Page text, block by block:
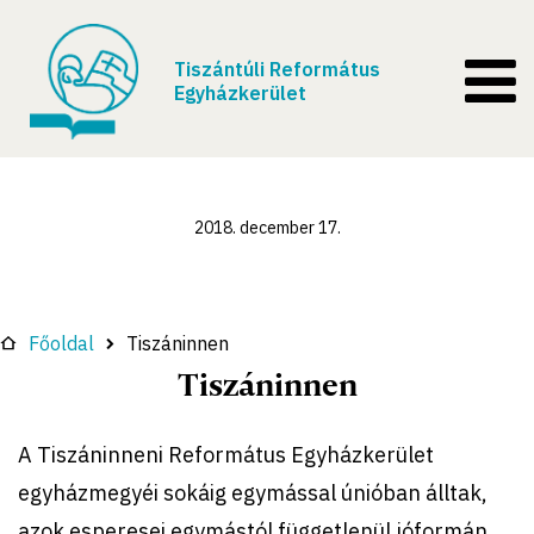
Tiszántúli Református
Egyházkerület
2018. december 17.
Főoldal Tiszáninnen
Tiszáninnen
A Tiszáninneni Református Egyházkerület
egyházmegyéi sokáig egymással únióban álltak,